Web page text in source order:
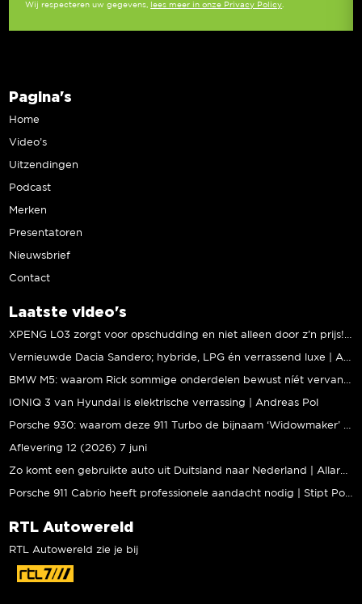
Wij respecteren uw gegevens, lees meer in onze Privacy Policy.
Pagina's
Home
Video’s
Uitzendingen
Podcast
Merken
Presentatoren
Nieuwsbrief
Contact
Laatste video's
XPENG L03 zorgt voor opschudding en niet alleen door z’n prijs! | Jeroen Mul
Vernieuwde Dacia Sandero; hybride, LPG én verrassend luxe | Andreas Pol
BMW M5: waarom Rick sommige onderdelen bewust níét vervangt | Stipt Polish Point
IONIQ 3 van Hyundai is elektrische verrassing | Andreas Pol
Porsche 930: waarom deze 911 Turbo de bijnaam ‘Widowmaker’ kreeg | Gallery Aaldering
Aflevering 12 (2026) 7 juni
Zo komt een gebruikte auto uit Duitsland naar Nederland | Allard Kalff
Porsche 911 Cabrio heeft professionele aandacht nodig | Stipt Polish Point
RTL Autowereld
RTL Autowereld zie je bij